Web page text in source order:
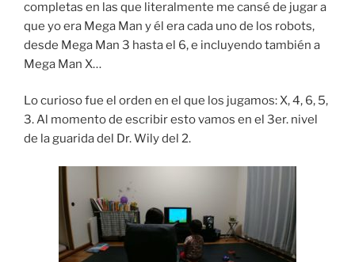
completas en las que literalmente me cansé de jugar a
que yo era Mega Man y él era cada uno de los robots,
desde Mega Man 3 hasta el 6, e incluyendo también a
Mega Man X…
Lo curioso fue el orden en el que los jugamos: X, 4, 6, 5,
3. Al momento de escribir esto vamos en el 3er. nivel
de la guarida del Dr. Wily del 2.